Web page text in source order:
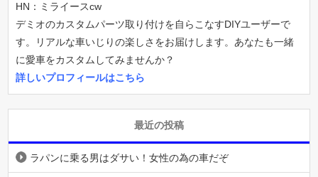
HN：ミライースcw
デミオのカスタムパーツ取り付けを自らこなすDIYユーザーで
す。リアルな車いじりの楽しさをお届けします。あなたも一緒
に愛車をカスタムしてみませんか？
詳しいプロフィールはこちら
最近の投稿
ラパンに乗る男はダサい！女性の為の車だぞ